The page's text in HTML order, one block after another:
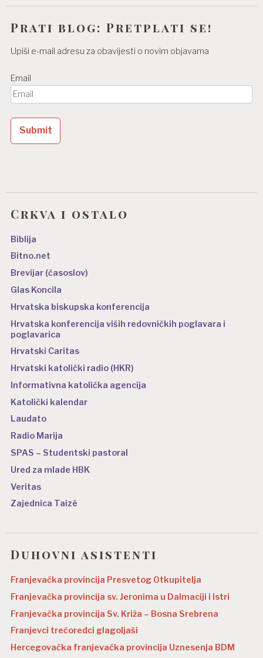
Prati blog: Pretplati se!
Upiši e-mail adresu za obavijesti o novim objavama
Email
Crkva i ostalo
Biblija
Bitno.net
Brevijar (časoslov)
Glas Koncila
Hrvatska biskupska konferencija
Hrvatska konferencija viših redovničkih poglavara i
poglavarica
Hrvatski Caritas
Hrvatski katolički radio (HKR)
Informativna katolička agencija
Katolički kalendar
Laudato
Radio Marija
SPAS – Studentski pastoral
Ured za mlade HBK
Veritas
Zajednica Taizé
Duhovni asistenti
Franjevačka provincija Presvetog Otkupitelja
Franjevačka provincija sv. Jeronima u Dalmaciji i Istri
Franjevačka provincija Sv. Križa – Bosna Srebrena
Franjevci trećoredci glagoljaši
Hercegovačka franjevačka provincija Uznesenja BDM